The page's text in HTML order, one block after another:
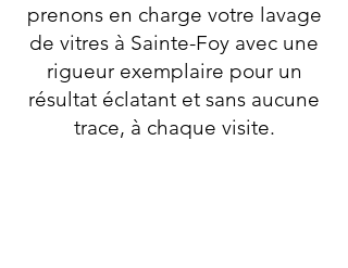
prenons en charge votre lavage
de vitres à Sainte-Foy avec une
rigueur exemplaire pour un
résultat éclatant et sans aucune
trace, à chaque visite.